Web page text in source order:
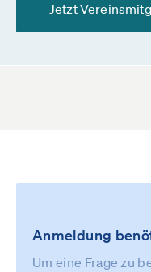
Jetzt
Anmeldung
Um eine Frage zu